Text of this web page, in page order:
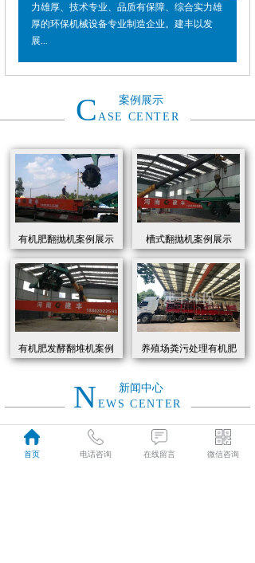
力雄厚、技术专业、品质有保障、综合实力雄
厚的环保机械设备专业制造企业。建丰以发
展...
案例展示
C ASE CENTER
有机肥翻抛机案例展示 槽式翻抛机案例展示
有机肥发酵翻堆机案例
展示
养殖场粪污处理有机肥
发酵罐 履带式有机肥翻
新闻中心
N EWS CENTER
2026
首页 电话咨询 在线留言 微信咨询